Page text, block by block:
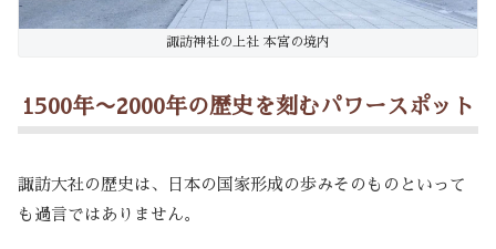
諏訪神社の上社 本宮の境内
1500年〜2000年の歴史を刻むパワースポット
諏訪大社の歴史は、日本の国家形成の歩みそのものといって
も過言ではありません。